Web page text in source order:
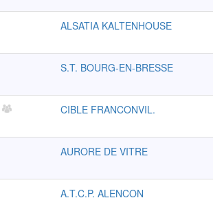
ALSATIA KALTENHOUSE
S.T. BOURG-EN-BRESSE
CIBLE FRANCONVIL.
AURORE DE VITRE
A.T.C.P. ALENCON